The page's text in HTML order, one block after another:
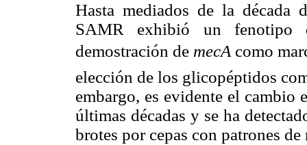
Hasta mediados de la década
SAMR exhibió un fenotipo
demostración de mecAcomo
elección de los glicopéptidos
embargo, es evidente el
últimas décadas y se ha
brotes por cepas con patrones